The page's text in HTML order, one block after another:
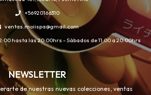
+56920166310
ventas.moiispa@gmail.com
hasta las 20:00hrs - Sábados de 11:00 a 20:00hrs
NEWSLETTER
de nuestras nuevas colecciones, ventas